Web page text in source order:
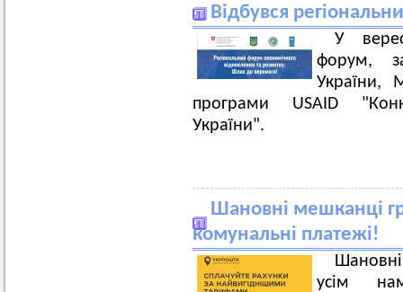
Відбувся
У
форум,
України,
програми USAID
України".
Шановні мешканці
комунальні платежі!
усім